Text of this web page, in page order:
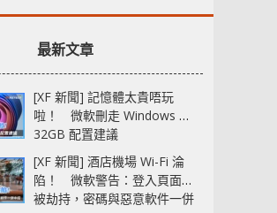
最新文章
[XF 新聞] 記憶體太貴唔玩
啦！ 微軟刪走 Windows 11
32GB 配置建議
[XF 新聞] 酒店機場 Wi-Fi 淪
陷！ 微軟警告：登入頁面可
被劫持，密碼與惡意軟件一併